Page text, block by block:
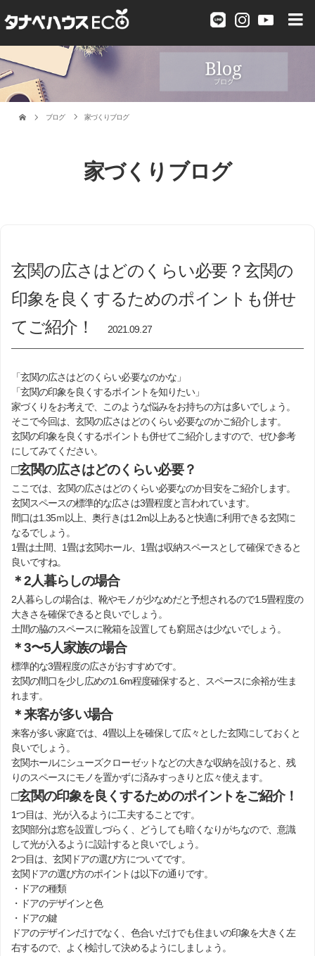
ブログ 家づくりブログ
家づくりブログ
玄関の広さはどのくらい必要？玄関の
印象を良くするためのポイントも併せ
てご紹介！
2021.09.27
「玄関の広さはどのくらい必要なのかな」
「玄関の印象を良くするポイントを知りたい」
家づくりをお考えで、このような悩みをお持ちの方は多いでしょう。
そこで今回は、玄関の広さはどのくらい必要なのかご紹介します。
玄関の印象を良くするポイントも併せてご紹介しますので、ぜひ参考
にしてみてください。
□玄関の広さはどのくらい必要？
ここでは、玄関の広さはどのくらい必要なのか目安をご紹介します。
玄関スペースの標準的な広さは3畳程度と言われています。
間口は1.35ｍ以上、奥行きは1.2m以上あると快適に利用できる玄関に
なるでしょう。
1畳は土間、1畳は玄関ホール、1畳は収納スペースとして確保できると
良いですね。
＊2人暮らしの場合
2人暮らしの場合は、靴やモノが少なめだと予想されるので1.5畳程度の
大きさを確保できると良いでしょう。
土間の脇のスペースに靴箱を設置しても窮屈さは少ないでしょう。
＊3〜5人家族の場合
標準的な3畳程度の広さがおすすめです。
玄関の間口を少し広めの1.6m程度確保すると、スペースに余裕が生ま
れます。
＊来客が多い場合
来客が多い家庭では、4畳以上を確保して広々とした玄関にしておくと
良いでしょう。
玄関ホールにシューズクローゼットなどの大きな収納を設けると、残
りのスペースにモノを置かずに済みすっきりと広々使えます。
□玄関の印象を良くするためのポイントをご紹介！
1つ目は、光が入るように工夫することです。
玄関部分は窓を設置しづらく、どうしても暗くなりがちなので、意識
して光が入るように設計すると良いでしょう。
2つ目は、玄関ドアの選び方についてです。
玄関ドアの選び方のポイントは以下の通りです。
・ドアの種類
・ドアのデザインと色
・ドアの鍵
ドアのデザインだけでなく、色合いだけでも住まいの印象を大きく左
右するので、よく検討して決めるようにしましょう。